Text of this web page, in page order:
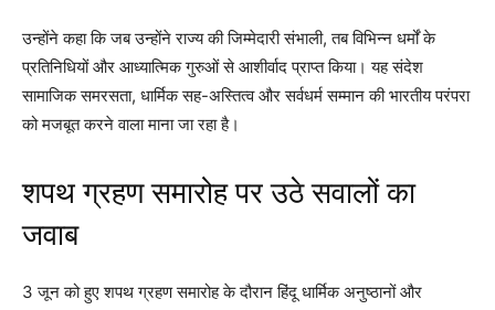
उन्होंने कहा कि जब उन्होंने राज्य की जिम्मेदारी संभाली, तब विभिन्न धर्मों के
प्रतिनिधियों और आध्यात्मिक गुरुओं से आशीर्वाद प्राप्त किया। यह संदेश
सामाजिक समरसता, धार्मिक सह-अस्तित्व और सर्वधर्म सम्मान की भारतीय परंपरा
को मजबूत करने वाला माना जा रहा है।
शपथ ग्रहण समारोह पर उठे सवालों का
जवाब
3 जून को हुए शपथ ग्रहण समारोह के दौरान हिंदू धार्मिक अनुष्ठानों और